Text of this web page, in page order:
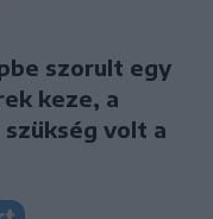
szorult egy
keze, a
volt a